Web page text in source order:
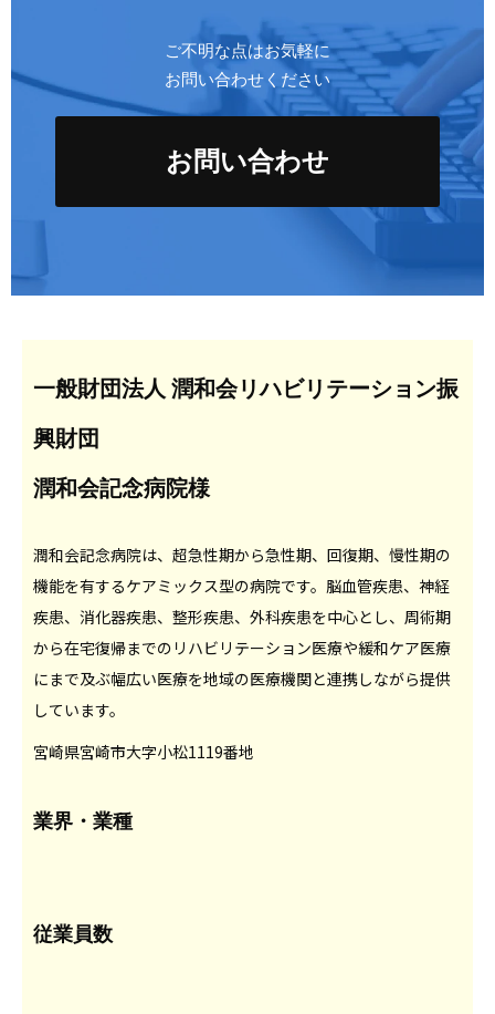
ご不明な点はお気軽に
お問い合わせください
お問い合わせ
一般財団法人 潤和会リハビリテーション振
興財団
潤和会記念病院様
潤和会記念病院は、超急性期から急性期、回復期、慢性期の
機能を有するケアミックス型の病院です。脳血管疾患、神経
疾患、消化器疾患、整形疾患、外科疾患を中心とし、周術期
から在宅復帰までのリハビリテーション医療や緩和ケア医療
にまで及ぶ幅広い医療を地域の医療機関と連携しながら提供
しています。
宮崎県宮崎市大字小松1119番地
業界・業種
従業員数